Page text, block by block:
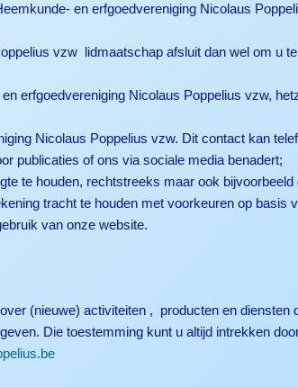
en erfgoedvereniging Nicolaus
vzw lidmaatschap afsluit dan wel om u
erfgoedvereniging Nicolaus Poppelius vzw,
Nicolaus Poppelius vzw. Dit contact kan
publicaties of ons via sociale media benadert;
te houden, rechtstreeks maar ook
tracht te houden met voorkeuren op basis
van onze website.
(nieuwe) activiteiten , producten en
Die toestemming kunt u altijd intrekken